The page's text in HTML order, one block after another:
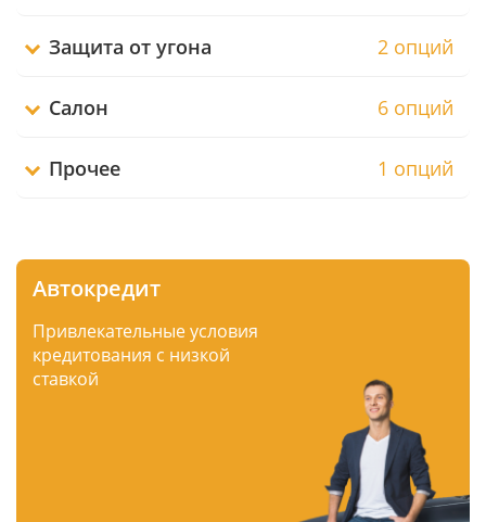
Защита от угона 2 опций
Салон 6 опций
Прочее 1 опций
Автокредит
Привлекательные условия
кредитования с низкой
ставкой